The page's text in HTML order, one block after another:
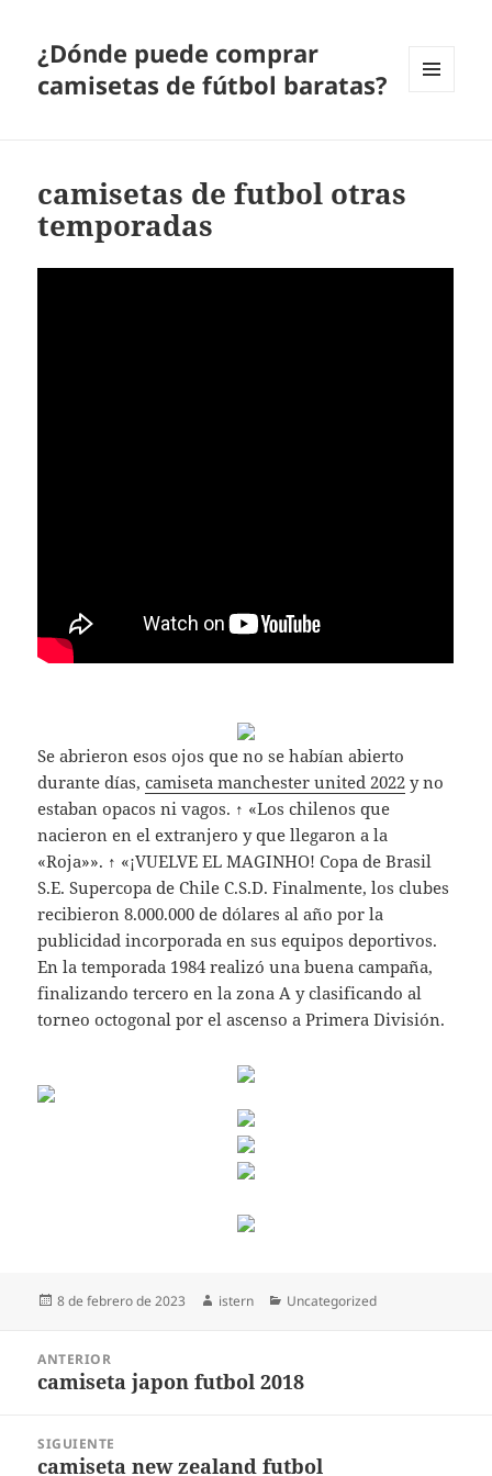
¿Dónde puede comprar
camisetas de fútbol baratas?
camisetas de futbol otras
temporadas
Se abrieron esos ojos que no se habían abierto
durante días,camiseta manchester united 2022 y no
estaban opacos ni vagos. ↑ «Los chilenos que
nacieron en el extranjero y que llegaron a la
«Roja»». ↑ «¡VUELVE EL MAGINHO! Copa de Brasil
S.E. Supercopa de Chile C.S.D. Finalmente, los clubes
recibieron 8.000.000 de dólares al año por la
publicidad incorporada en sus equipos deportivos.
En la temporada 1984 realizó una buena campaña,
finalizando tercero en la zona A y clasificando al
torneo octogonal por el ascenso a Primera División.
Publicado
8 de febrero de 2023 Autor
istern Categorías
Uncategorized
entradas
ANTERIOR
Entrada
camiseta japon futbol 2018
SIGUIENTE
Entrada
camiseta new zealand futbol